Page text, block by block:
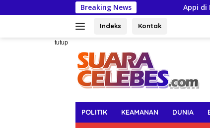
ke
Breaking NewsAppi di HUT ke-102
Indeks Kontak
tutup
POLITIK KEAMANAN DUNIA